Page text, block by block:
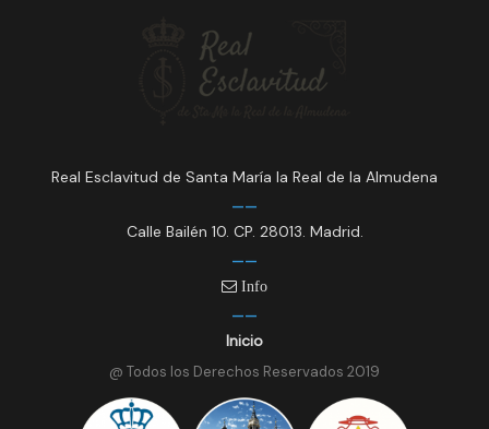
Real Esclavitud de Santa María la Real de la Almudena
Calle Bailén 10. CP. 28013. Madrid.
Info
Inicio
@ Todos los Derechos Reservados 2019